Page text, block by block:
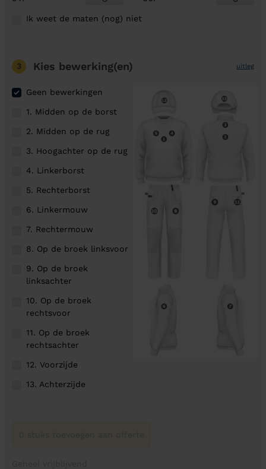
Ik weet de maten (nog) niet
3 Kies bewerking(en) uitleg
Geen bewerkingen
1. Midden op de borst
2. Midden op de rug
3. Hoogachter op de rug
4. Linkerborst
5. Rechterborst
6. Linkermouw
7. Rechtermouw
8. Op de broek linksvoor
9. Op de broek
linksachter
10. Op de broek
rechtsvoor
11. Op de broek
rechtsachter
12. Voorzijde
13. Achterzijde